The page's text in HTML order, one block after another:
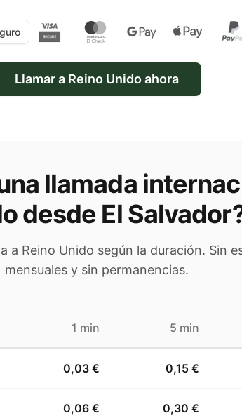
Llamar a Reino Unidoahora
llamada
desde El Salvador
a Reino Unido según la duración. Sin
mensuales y sin permanencias.
1 min 5 min
0,03 € 0,15 €
0,06 € 0,30 €